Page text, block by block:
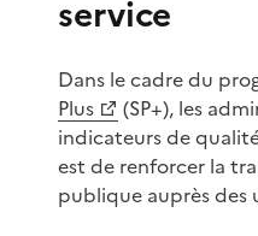
service
Dans le cadre du
Plus
(SP+), les
indicateurs de
est de renforcer la
publique auprès des